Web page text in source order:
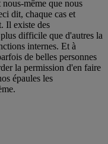
même que nous
dit, chaque cas et
Il existe des
difficile que d'autres la
internes. Et à
de belles personnes
la permission d'en faire
épaules les